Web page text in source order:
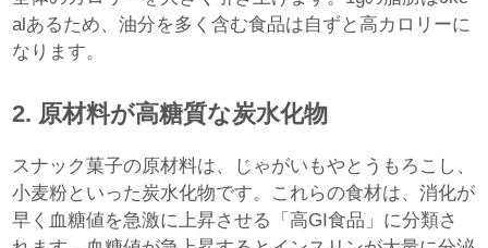
alあるため、油分を多く含む食品は自ずと高カロリーに
なります。
2. 原材料が高糖質な炭水化物
スナック菓子の原材料は、じゃがいもやとうもろこし、
小麦粉といった炭水化物です。これらの食材は、消化が
早く血糖値を急激に上昇させる「高GI食品」に分類さ